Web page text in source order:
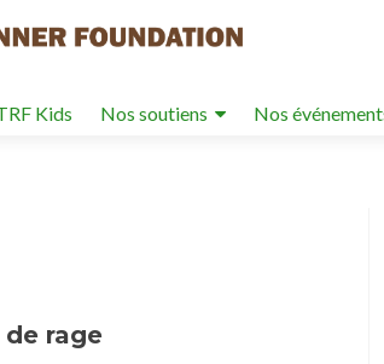
Kids Nos soutiens Nos
rage